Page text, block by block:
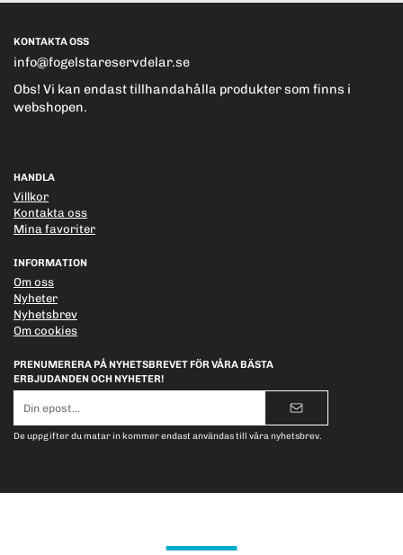
KONTAKTA OSS
info@fogelstareservdelar.se
Obs! Vi kan endast tillhandahålla produkter som finns i
webshopen.
HANDLA
Villkor
Kontakta oss
Mina favoriter
INFORMATION
Om oss
Nyheter
Nyhetsbrev
Om cookies
PRENUMERERA PÅ NYHETSBREVET FÖR VÅRA BÄSTA
ERBJUDANDEN OCH NYHETER!
postadress
De uppgifter du matar in kommer endast användas till våra nyhetsbrev.